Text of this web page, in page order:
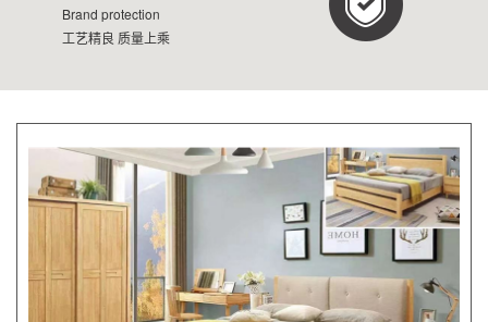
Brand protection
工艺精良 质量上乘